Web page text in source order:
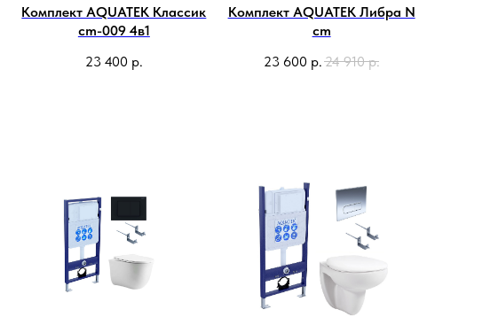
Комплект AQUATEK Классик
cm-009 4в1
23 400 р.
Комплект AQUATEK Либра N
cm
23 600 р.24 910 р.